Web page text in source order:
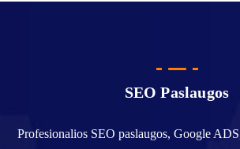
SEO Paslaugos
Profesionalios SEO paslaugos, Google